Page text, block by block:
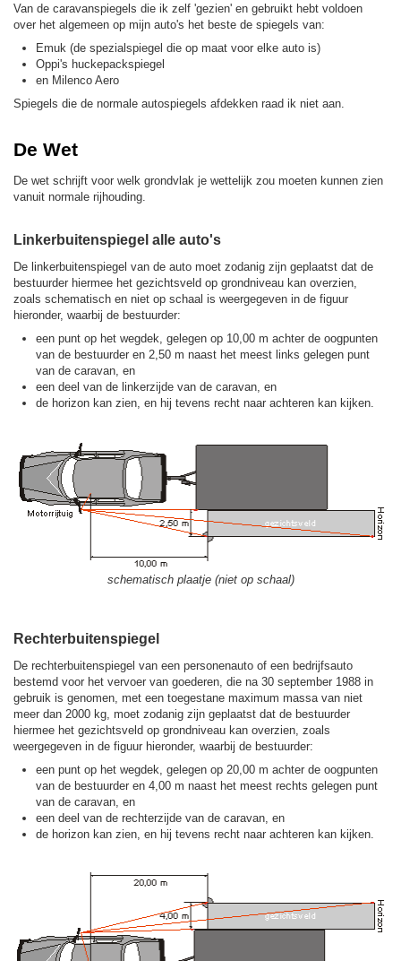
Van de caravanspiegels die ik zelf 'gezien' en gebruikt hebt voldoen
over het algemeen op mijn auto's het beste de spiegels van:
Emuk (de spezialspiegel die op maat voor elke auto is)
Oppi's huckepackspiegel
en Milenco Aero
Spiegels die de normale autospiegels afdekken raad ik niet aan.
De Wet
De wet schrijft voor welk grondvlak je wettelijk zou moeten kunnen zien
vanuit normale rijhouding.
Linkerbuitenspiegel alle auto's
De linkerbuitenspiegel van de auto moet zodanig zijn geplaatst dat de
bestuurder hiermee het gezichtsveld op grondniveau kan overzien,
zoals schematisch en niet op schaal is weergegeven in de figuur
hieronder, waarbij de bestuurder:
een punt op het wegdek, gelegen op 10,00 m achter de oogpunten
van de bestuurder en 2,50 m naast het meest links gelegen punt
van de caravan, en
een deel van de linkerzijde van de caravan, en
de horizon kan zien, en hij tevens recht naar achteren kan kijken.
schematisch plaatje (niet op schaal)
Rechterbuitenspiegel
De rechterbuitenspiegel van een personenauto of een bedrijfsauto
bestemd voor het vervoer van goederen, die na 30 september 1988 in
gebruik is genomen, met een toegestane maximum massa van niet
meer dan 2000 kg, moet zodanig zijn geplaatst dat de bestuurder
hiermee het gezichtsveld op grondniveau kan overzien, zoals
weergegeven in de figuur hieronder, waarbij de bestuurder:
een punt op het wegdek, gelegen op 20,00 m achter de oogpunten
van de bestuurder en 4,00 m naast het meest rechts gelegen punt
van de caravan, en
een deel van de rechterzijde van de caravan, en
de horizon kan zien, en hij tevens recht naar achteren kan kijken.